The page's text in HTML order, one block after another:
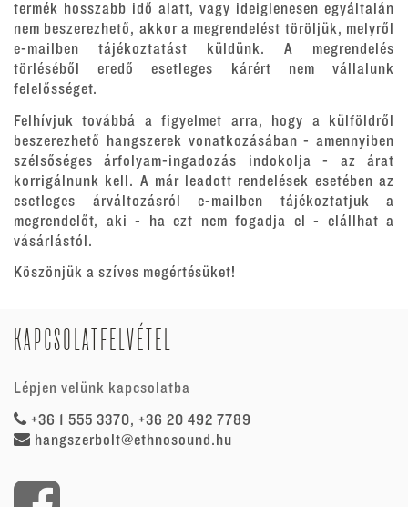
termék hosszabb idő alatt, vagy ideiglenesen egyáltalán
nem beszerezhető, akkor a megrendelést töröljük, melyről
e-mailben tájékoztatást küldünk. A megrendelés
törléséből eredő esetleges kárért nem vállalunk
felelősséget.
Felhívjuk továbbá a figyelmet arra, hogy a külföldről
beszerezhető hangszerek vonatkozásában - amennyiben
szélsőséges árfolyam-ingadozás indokolja - az árat
korrigálnunk kell. A már leadott rendelések esetében az
esetleges árváltozásról e-mailben tájékoztatjuk a
megrendelőt, aki - ha ezt nem fogadja el - elállhat a
vásárlástól.
Köszönjük a szíves megértésüket!
KAPCSOLATFELVÉTEL
Lépjen velünk kapcsolatba
+36 1 555 3370, +36 20 492 7789
hangszerbolt@ethnosound.hu